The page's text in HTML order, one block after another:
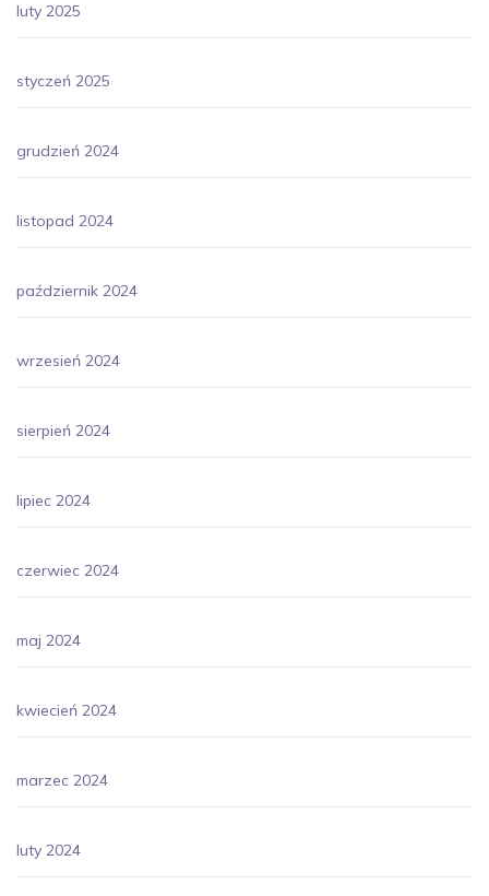
luty 2025
styczeń 2025
grudzień 2024
listopad 2024
październik 2024
wrzesień 2024
sierpień 2024
lipiec 2024
czerwiec 2024
maj 2024
kwiecień 2024
marzec 2024
luty 2024